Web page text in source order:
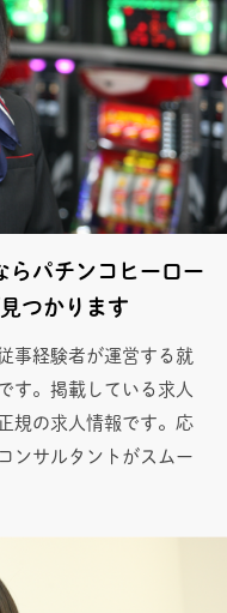
らパチンコヒーロー
つかります
事経験者が運営する就
す。掲載している求人
規の求人情報です。応
ンサルタントがスムー